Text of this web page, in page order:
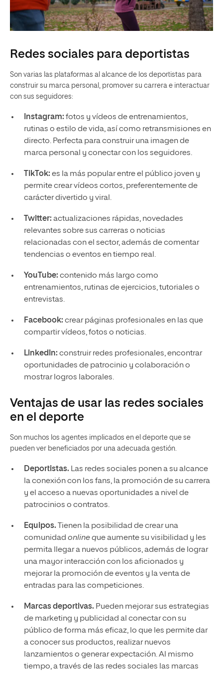
Redes sociales para deportistas
Son varias las plataformas al alcance de los deportistas para
construir su marca personal, promover su carrera e interactuar
con sus seguidores:
Instagram: fotos y vídeos de entrenamientos,
rutinas o estilo de vida, así como retransmisiones en
directo. Perfecta para construir una imagen de
marca personal y conectar con los seguidores.
TikTok: es la más popular entre el público joven y
permite crear vídeos cortos, preferentemente de
carácter divertido y viral.
Twitter: actualizaciones rápidas, novedades
relevantes sobre sus carreras o noticias
relacionadas con el sector, además de comentar
tendencias o eventos en tiempo real.
YouTube: contenido más largo como
entrenamientos, rutinas de ejercicios, tutoriales o
entrevistas.
Facebook: crear páginas profesionales en las que
compartir vídeos, fotos o noticias.
LinkedIn: construir redes profesionales, encontrar
oportunidades de patrocinio y colaboración o
mostrar logros laborales.
Ventajas de usar las redes sociales
en el deporte
Son muchos los agentes implicados en el deporte que se
pueden ver beneficiados por una adecuada gestión.
Deportistas. Las redes sociales ponen a su alcance
la conexión con los fans, la promoción de su carrera
y el acceso a nuevas oportunidades a nivel de
patrocinios o contratos.
Equipos. Tienen la posibilidad de crear una
comunidad online que aumente su visibilidad y les
permita llegar a nuevos públicos, además de lograr
una mayor interacción con los aficionados y
mejorar la promoción de eventos y la venta de
entradas para las competiciones.
Marcas deportivas. Pueden mejorar sus estrategias
de marketing y publicidad al conectar con su
público de forma más eficaz, lo que les permite dar
a conocer sus productos, realizar nuevos
lanzamientos o generar expectación. Al mismo
tiempo, a través de las redes sociales las marcas